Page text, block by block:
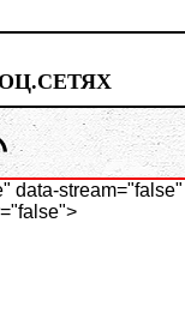
data-stream="false"